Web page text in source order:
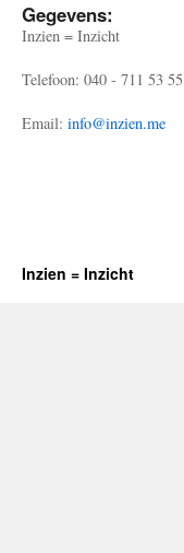
Gegevens:
Inzien = Inzicht
Telefoon: 040 - 711 53 55
Email: info@inzien.me
Inzien = Inzicht